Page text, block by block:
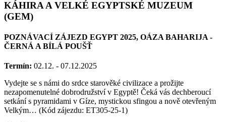
KÁHIRA A VELKÉ EGYPTSKÉ MUZEUM
POZNÁVACÍ ZÁJEZD EGYPT 2025, OÁZA BAHARIJA -
Vydejte se s námi do srdce starověké civilizace a prožijte
nezapomenutelné dobrodružství v Egyptě! Čeká vás dechberoucí
setkání s pyramidami v Gíze, mystickou sfingou a nově otevřeným